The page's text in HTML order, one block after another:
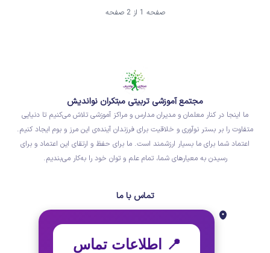
صفحه 1 از 2 صفحه
مجتمع آموزشی تربیتی مبتکران نواندیش
ما اینجا در کنار معلمان و مدیران مدارس و مراکز آموزشی تلاش می‌کنیم تا دنیایی
متفاوت را بر بستر نوآوری و خلاقیت برای فرزندان آینده‌ی این مرز و بوم ایجاد کنیم.
اعتماد شما برای ما بسیار ارزشمند است. ما برای حفظ و ارتقای این اعتماد و برای
رسیدن به معیارهای شما، تمام علم و توان خود را به‌کار می‌بندیم.
تماس با ما
📍 اطلاعات تماس